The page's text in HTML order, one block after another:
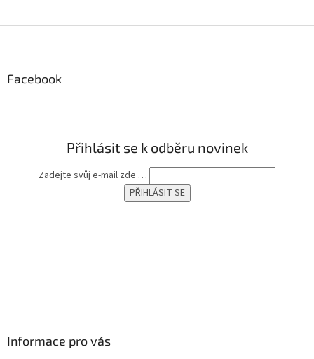
Facebook
Přihlásit se k odběru novinek
Zadejte svůj e-mail zde …
Informace pro vás